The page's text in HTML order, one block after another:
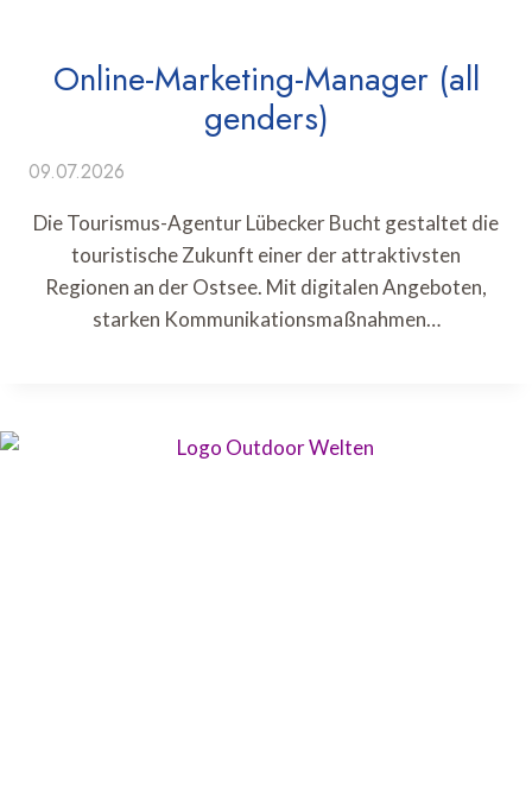
Online-Marketing-Manager (all
genders)
09.07.2026
Die Tourismus-Agentur Lübecker Bucht gestaltet die
touristische Zukunft einer der attraktivsten
Regionen an der Ostsee. Mit digitalen Angeboten,
starken Kommunikationsmaßnahmen…